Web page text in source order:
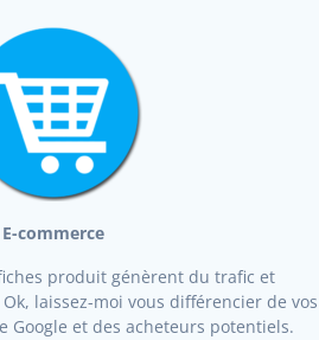
E-commerce
produit génèrent du trafic et
laissez-moi vous différencier de vos
Google et des acheteurs potentiels.